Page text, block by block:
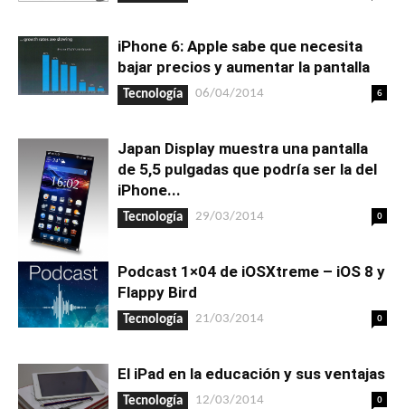
iPhone 6: Apple sabe que necesita
bajar precios y aumentar la pantalla
Tecnología 06/04/2014 6
Japan Display muestra una pantalla
de 5,5 pulgadas que podría ser la del
iPhone...
Tecnología 29/03/2014 0
Podcast 1×04 de iOSXtreme – iOS 8 y
Flappy Bird
Tecnología 21/03/2014 0
El iPad en la educación y sus ventajas
Tecnología 12/03/2014 0